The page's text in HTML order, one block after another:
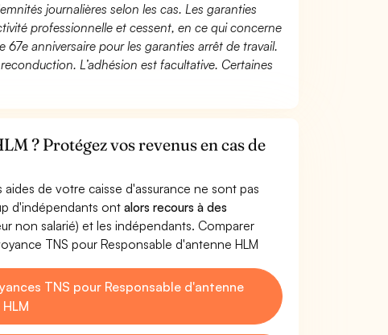
journalières selon les cas. Les garanties
professionnelle et cessent, en ce qui concerne
anniversaire pour les garanties arrêt de travail.
L’adhésion est facultative. Certaines
? Protégez vos revenus en cas de
de votre caisse d'assurance ne sont pas
d'indépendants ont alors recours à des
non salarié) et les indépendants. Comparer
TNS pour Responsable d'antenne HLM
TNS pour Responsable d'antenne
HLM